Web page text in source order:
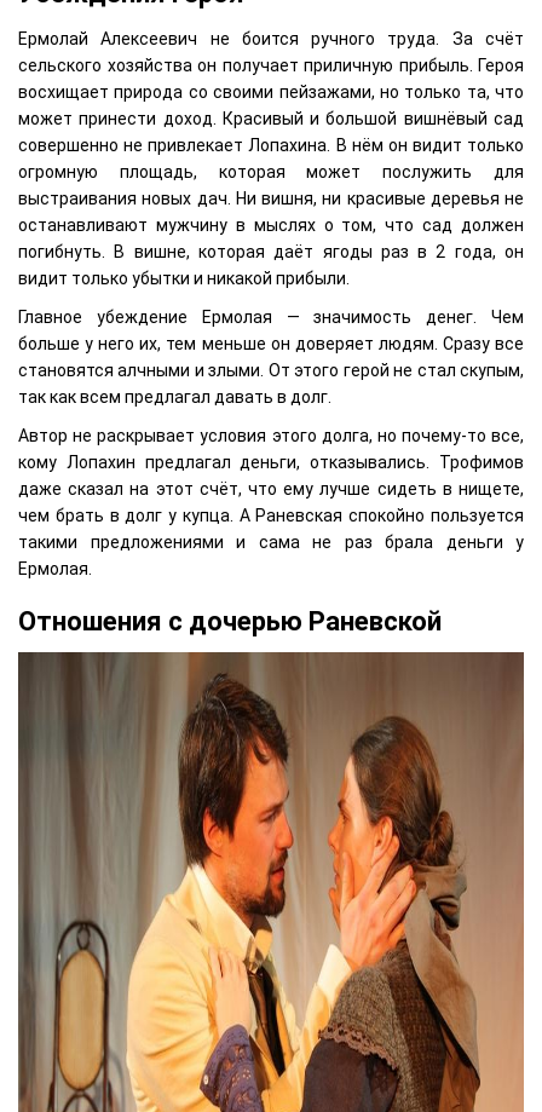
Ермолай Алексеевич не боится ручного труда. За счёт
сельского хозяйства он получает приличную прибыль. Героя
восхищает природа со своими пейзажами, но только та, что
может принести доход. Красивый и большой вишнёвый сад
совершенно не привлекает Лопахина. В нём он видит только
огромную площадь, которая может послужить для
выстраивания новых дач. Ни вишня, ни красивые деревья не
останавливают мужчину в мыслях о том, что сад должен
погибнуть. В вишне, которая даёт ягоды раз в 2 года, он
видит только убытки и никакой прибыли.
Главное убеждение Ермолая — значимость денег. Чем
больше у него их, тем меньше он доверяет людям. Сразу все
становятся алчными и злыми. От этого герой не стал скупым,
так как всем предлагал давать в долг.
Автор не раскрывает условия этого долга, но почему-то все,
кому Лопахин предлагал деньги, отказывались. Трофимов
даже сказал на этот счёт, что ему лучше сидеть в нищете,
чем брать в долг у купца. А Раневская спокойно пользуется
такими предложениями и сама не раз брала деньги у
Ермолая.
Отношения с дочерью Раневской